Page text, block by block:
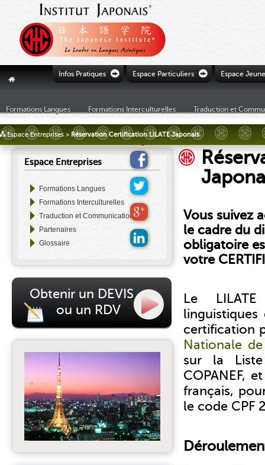
Ò
Infos Pratiques Ò
Espace Particuliers Espace
"
Formations Langues Formations Interculturelles Traduction et
Espace Entreprises > Réservation Certification LILATE Japonais
Espace Entreprises
Formations Langues
Formations Interculturelles
Traduction et Communication
Partenaires
Glossaire
Obtenir un DEVIS
ou un RDV
£
Vous suivez
le cadre du
obligatoire
votre
Le
certification
Nationale
sur la Liste
COPANEF,
français,
le code CPF